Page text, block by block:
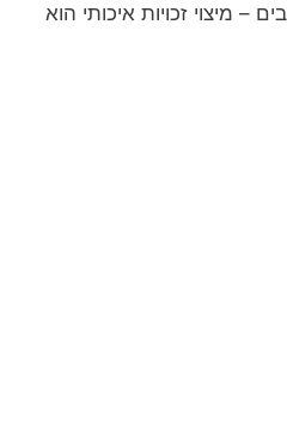
– מיצוי זכויות איכותי הוא